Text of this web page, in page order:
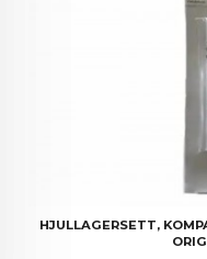
HJULLAGERSETT,